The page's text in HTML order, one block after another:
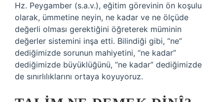
Hz. Peygamber (s.a.v.), eğitim görevinin ön koşulu
olarak, ümmetine neyin, ne kadar ve ne ölçüde
değerli olması gerektiğini öğreterek müminin
değerler sistemini inşa etti. Bilindiği gibi, “ne”
dediğimizde sorunun mahiyetini, “ne kadar”
dediğimizde büyüklüğünü, “ne kadar” dediğimizde
de sınırlılıklarını ortaya koyuyoruz.